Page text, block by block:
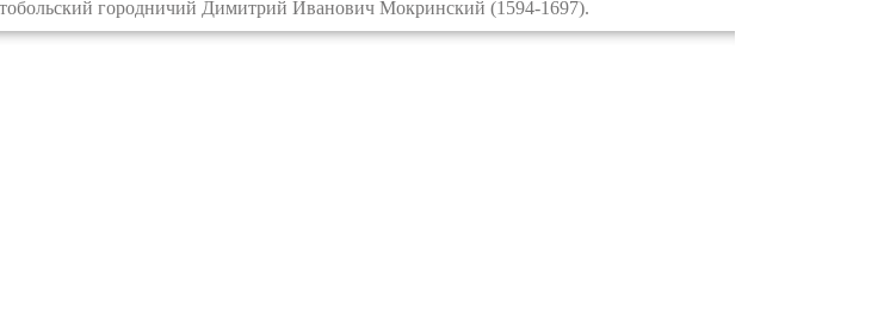
городничий Димитрий Иванович Мокринский (1594-1697).